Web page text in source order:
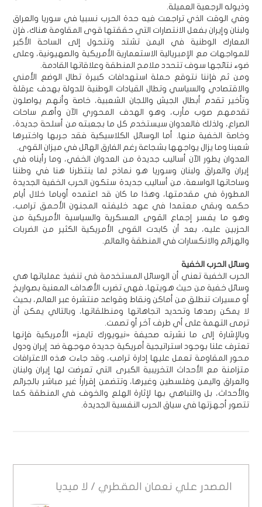
وذيوله الرجعية العميلة.
وفي الوقت الذي تراجعت فيه حدة الحرب نسبيا في سوريا والعراق
ولبنان وإيران بفعل الانتصارات التي حققتها قوى المقاومة هناك، فإن
المعارك الوطنية في اليمن تشتد وتتحول إلى الساحة الأكبر
للمواجهات مع الإمبريالية الاستعمارية الأمريكية والصهيونية، وعلى
ضوء نتائجها سوف تتحدد ملامح المنطقة وعلاقاتها القادمة.
ومن ثم فإننا نتوقع حملة استهدافات كبيرة تطال الوضع الأمني
والاقتصادي والسياسي وتطال القيادات الوطنية للدولة بهدف عرقلة
وتأخير تقدم أبطال الجيش واللجان الشعبية، خاصة وأنهم يواصلون
تقدمهم صوب مأرب، وهو الهدف المحوري الآن وأهم ساحات
الصراع، ولذلك فالعدوان سيستخدم كل ما بجعبته من أسلحة جديدة،
وخاصة الخفية منها. أما الوسائل الكلاسيكية فقد جربها واختبرها
شعبنا وما يزال يواجهها بشجاعة رغم الفارق الهائل في ميزان القوى.
العدوان يطور الآن أساليب جديدة من العدوان الخفي، وما رأيناه في
إيران والعراق ولبنان وسوريا هو نماذج لما ينتظرنا هنا في وطننا
وساحاتها الواسعة، من أساليب جديدة ستكون الحرب الخفية الجديدة
المطورة في مقدمتها، وهذا ما كان قد اعتمده أوباما خلال أيام
حكمه وبقي معتمدا في عهد خليفته المجنون الأحمق ترامب،
وهو ما يفسر إجماع القوى العسكرية والسياسية الأمريكية من
الحزبين عليه، بعد أن كابدت القوى الأمريكية الكثير من الضربات
والهزائم والانكسارات في المنطقة والعالم.
وسائل الحرب الخفية
الحرب الخفية تعني أن الوسائل المستخدمة في تنفيذ عملياتها هي
وسائل خفية من حيث هويتها، فهي تضرب الأهداف المعنية بصواريخ
أو مسيرات تنطلق من أماكن ونقاط وقواعد منتشرة عبر العالم، بحيث
لا يمكن رصدها وتحديد اتجاهاتها ومنطلقاتها، وبالتالي يمكن أن
ترمى التهمة على أي طرف آخر أو تصمت.
وبالإشارة إلى ما نشرته صحيفة «نيويورك تايمز» الأمريكية فإنها
تعترف علنا بوجود استراتيجية أمريكية جديدة موجهة ضد إيران ودول
محور المقاومة تعمل عليها إدارة ترامب، وقد جاءت هذه الاعترافات
متزامنة مع الأحداث التخريبية الكبرى التي تعرضت لها إيران ولبنان
والعراق واليمن وفلسطين وغيرها، وتتضمن إقراراً غير مباشر بالجرائم
والأحداث، بل والتباهي بها لإثارة الهلع والخوف في المنطقة كما
تتصور أجهزتها في سياق الحرب النفسية الجديدة.
المصدر علي نعمان المقطري / لا ميديا